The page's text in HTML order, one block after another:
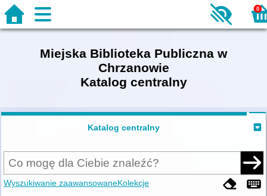
0
Miejska Biblioteka Publiczna w
Chrzanowie
Katalog centralny
Katalog centralny
Wyszukiwanie zaawansowaneKolekcje